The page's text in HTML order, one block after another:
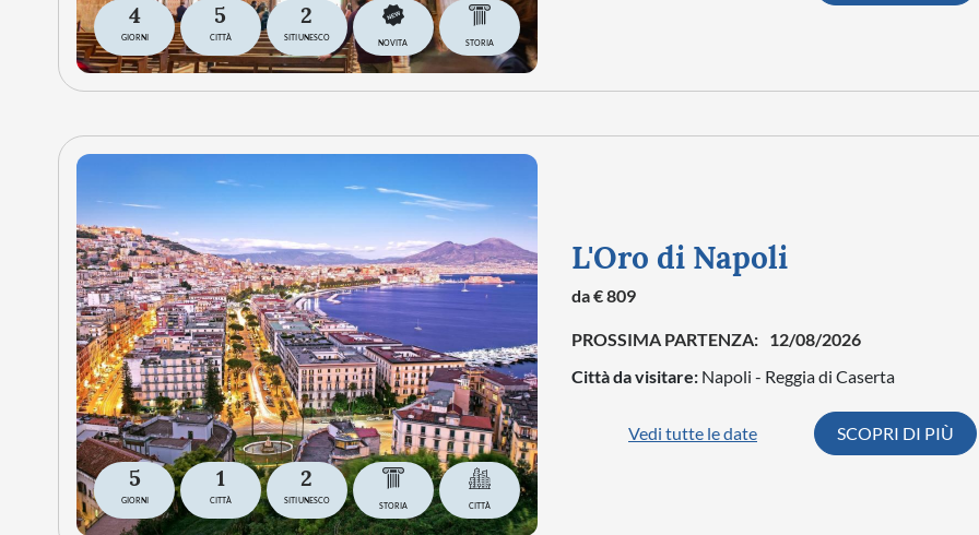
4
GIORNI
5
CITTÀ
2
SITI UNESCO
NOVITA STORIA
5
GIORNI
1
CITTÀ
2
SITI UNESCO
STORIA CITTÀ
L'Oro di Napoli
da € 809
PROSSIMA PARTENZA: 12/08/2026
Città da visitare: Napoli - Reggia di Caserta
Vedi tutte le date SCOPRI DI PIÙ